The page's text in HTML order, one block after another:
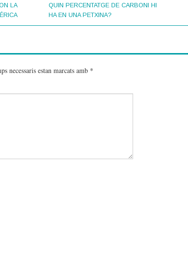
LA
QUIN PERCENTATGE DE CARBONI HI
HA EN UNA PETXINA?
necessaris estan marcats amb *